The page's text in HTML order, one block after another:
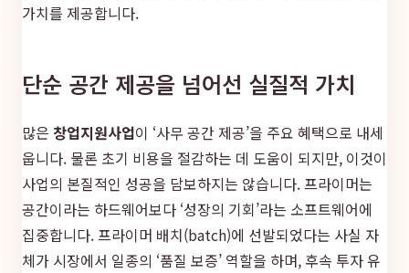
가치를 제공합니다.
단순 공간 제공을 넘어선 실질적 가치
많은 창업지원사업이 ‘사무 공간 제공’을 주요 혜택으로 내세
웁니다. 물론 초기 비용을 절감하는 데 도움이 되지만, 이것이
사업의 본질적인 성공을 담보하지는 않습니다. 프라이머는
공간이라는 하드웨어보다 ‘성장의 기회’라는 소프트웨어에
집중합니다. 프라이머 배치(batch)에 선발되었다는 사실 자
체가 시장에서 일종의 ‘품질 보증’ 역할을 하며, 후속 투자 유